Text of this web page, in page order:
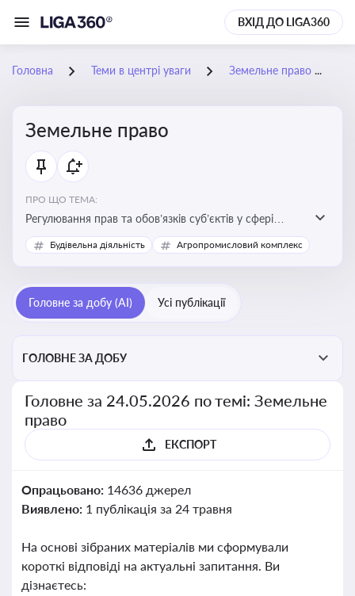
ВХІД ДО LIGA360
Головна Теми в центрі уваги Земельне право
Земельне право
ПРО ЩО ТЕМА:
Регулювання прав та обов’язків суб’єктів у сфері
користування землею, земельний сервітут, що є
критично важливим для захисту майнових прав
ефективного управління земельними ресурсами
Будівельна діяльність Агропромисловий комплекс
Головне за добу (AI) Усі публікації
ГОЛОВНЕ ЗА ДОБУ
Головне за 24.05.2026 по темі: Земельне
право
ЕКСПОРТ
Опрацьовано: 14636 джерел
Виявлено: 1 публікація за 24 травня
На основі зібраних матеріалів ми сформували
короткі відповіді на актуальні запитання. Ви
дізнаєтесь: